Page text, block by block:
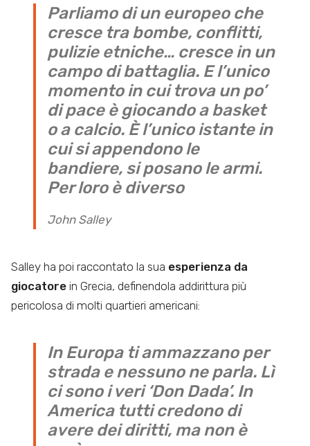
Parliamo di un europeo che
cresce tra bombe, conflitti,
pulizie etniche… cresce in un
campo di battaglia. E l’unico
momento in cui trova un po’
di pace è giocando a basket
o a calcio. È l’unico istante in
cui si appendono le
bandiere, si posano le armi.
Per loro è diverso
John Salley
Salley ha poi raccontato la sua esperienza da
giocatore in Grecia, definendola addirittura più
pericolosa di molti quartieri americani:
In Europa ti ammazzano per
strada e nessuno ne parla. Lì
ci sono i veri ‘Don Dada’. In
America tutti credono di
avere dei diritti, ma non è